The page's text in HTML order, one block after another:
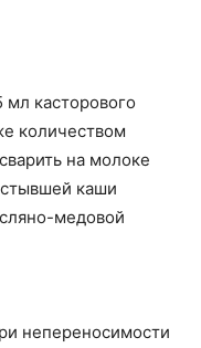
мл касторового
количеством
на молоке
каши
медовой
непереносимости